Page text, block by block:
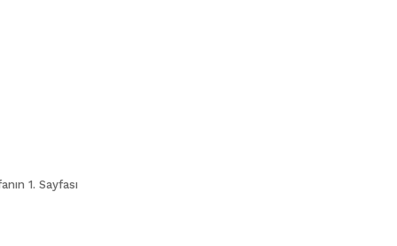
1. Sayfası